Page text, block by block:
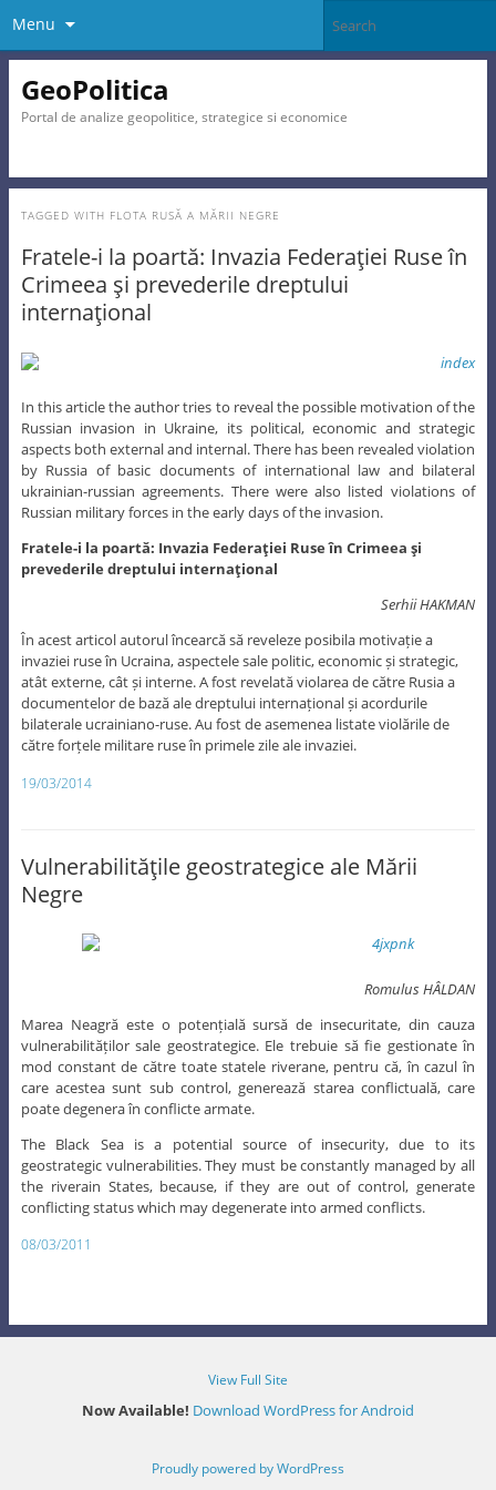
Menu
GeoPolitica
Portal de analize geopolitice, strategice si economice
TAGGED WITH FLOTA RUSĂ A MĂRII NEGRE
Fratele-i la poartă: Invazia Federaţiei Ruse în
Crimeea şi prevederile dreptului
internaţional
In this article the author tries to reveal the possible motivation of the
Russian invasion in Ukraine, its political, economic and strategic
aspects both external and internal. There has been revealed violation
by Russia of basic documents of international law and bilateral
ukrainian-russian agreements. There were also listed violations of
Russian military forces in the early days of the invasion.
Fratele-i la poartă: Invazia Federaţiei Ruse în Crimeea şi
prevederile dreptului internaţional
Serhii HAKMAN
În acest articol autorul încearcă să reveleze posibila motivație a
invaziei ruse în Ucraina, aspectele sale politic, economic și strategic,
atât externe, cât și interne. A fost revelată violarea de către Rusia a
documentelor de bază ale dreptului internațional și acordurile
bilaterale ucrainiano-ruse. Au fost de asemenea listate violările de
către forțele militare ruse în primele zile ale invaziei.
19/03/2014
Vulnerabilităţile geostrategice ale Mării
Negre
Romulus HÂLDAN
Marea Neagră este o potențială sursă de insecuritate, din cauza
vulnerabilităților sale geostrategice. Ele trebuie să fie gestionate în
mod constant de către toate statele riverane, pentru că, în cazul în
care acestea sunt sub control, generează starea conflictuală, care
poate degenera în conflicte armate.
The Black Sea is a potential source of insecurity, due to its
geostrategic vulnerabilities. They must be constantly managed by all
the riverain States, because, if they are out of control, generate
conflicting status which may degenerate into armed conflicts.
08/03/2011
View Full Site
Now Available! Download WordPress for Android
Proudly powered by WordPress